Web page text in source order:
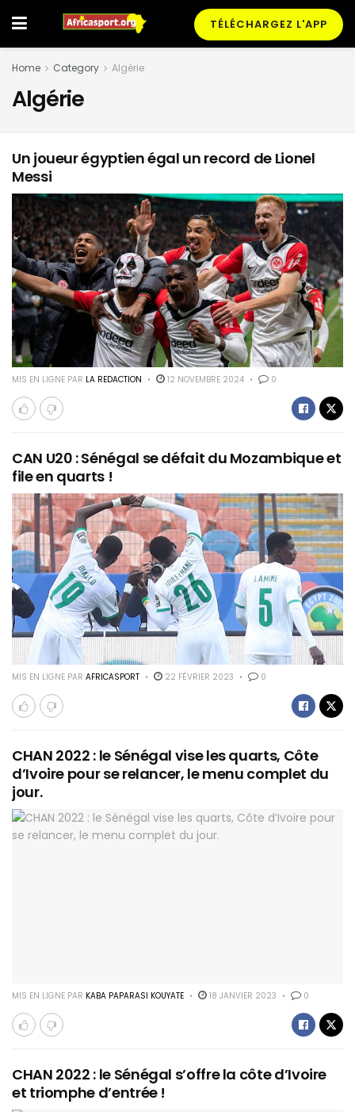
TÉLÉCHARGEZ L'APP
Home Category Algérie
Algérie
Un joueur égyptien égal un record de Lionel
Messi
MIS EN LIGNE PAR LA REDACTION 12 NOVEMBRE 2024 0
CAN U20 : Sénégal se défait du Mozambique et
file en quarts !
MIS EN LIGNE PAR AFRICASPORT 22 FÉVRIER 2023 0
CHAN 2022 : le Sénégal vise les quarts, Côte
d’Ivoire pour se relancer, le menu complet du
jour.
MIS EN LIGNE PAR KABA PAPARASI KOUYATE 18 JANVIER 2023 0
CHAN 2022 : le Sénégal s’offre la côte d’Ivoire
et triomphe d’entrée !